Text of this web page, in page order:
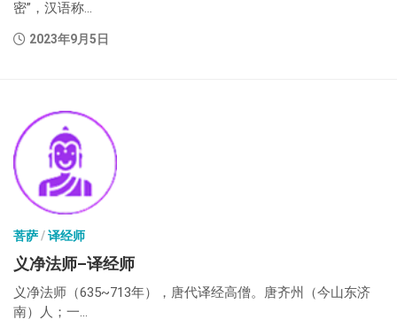
密”，汉语称...
2023年9月5日
菩萨/译经师
义净法师–译经师
义净法师（635~713年），唐代译经高僧。唐齐州（今山东济
南）人；一...